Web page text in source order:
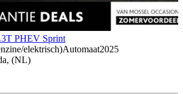
PHEV Sprint
elektrisch)Automaat2025
(NL)